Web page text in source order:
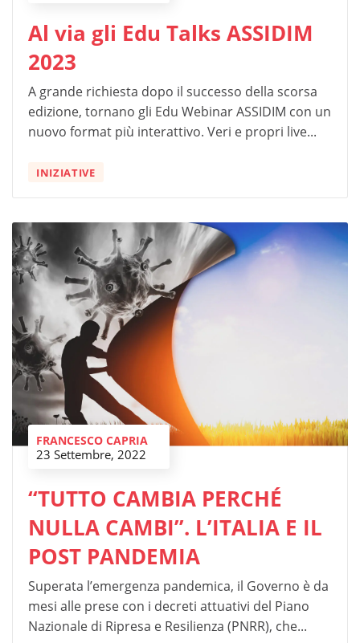
Al via gli Edu Talks ASSIDIM
2023
A grande richiesta dopo il successo della scorsa
edizione, tornano gli Edu Webinar ASSIDIM con un
nuovo format più interattivo. Veri e propri live...
INIZIATIVE
FRANCESCO CAPRIA
23 Settembre, 2022
“TUTTO CAMBIA PERCHÉ
NULLA CAMBI”. L’ITALIA E IL
POST PANDEMIA
Superata l’emergenza pandemica, il Governo è da
mesi alle prese con i decreti attuativi del Piano
Nazionale di Ripresa e Resilienza (PNRR), che...